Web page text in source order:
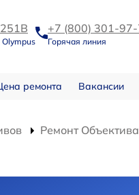
Olympus
+7 (800) 301-
Горячая линия
ремонта Вакансии
Ремонт